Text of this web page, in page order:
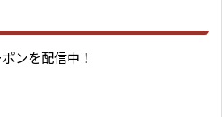
ンを配信中！